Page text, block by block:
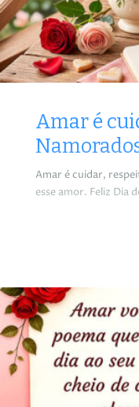
Amar é
Amar é cuidar,
esse amor. Feliz Dia